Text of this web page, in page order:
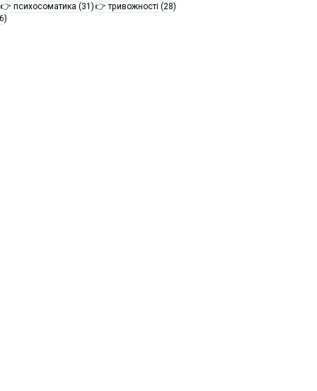
постів
👉 психосоматика (31)31 пост
👉 тривожності (28)28 постів
16 постів